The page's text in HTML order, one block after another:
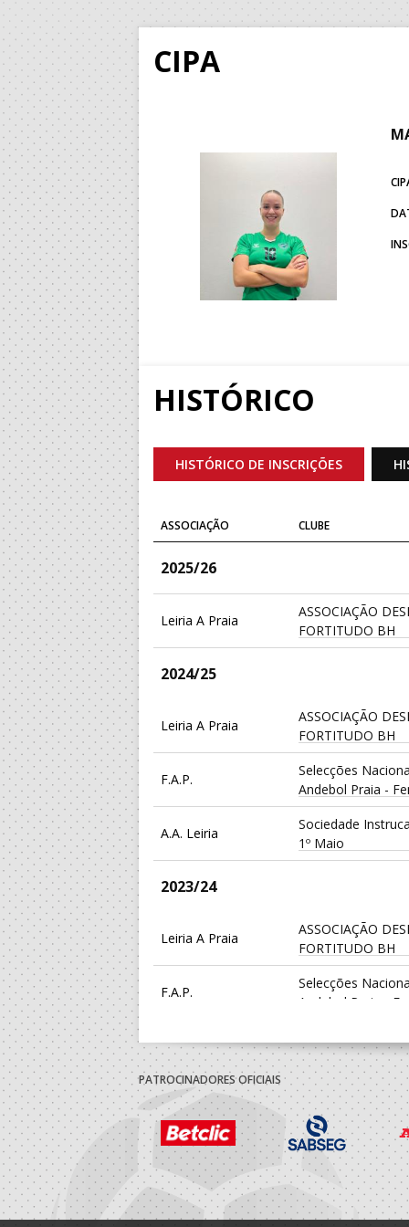
CIPA
HISTÓRICO
HISTÓRICO DE INSCRIÇÕES
ASSOCIAÇÃO CLUBE
2025/26
Leiria A Praia
ASSOCIAÇÃO
FORTITUDO BH
2024/25
Leiria A Praia
ASSOCIAÇÃO
FORTITUDO BH
F.A.P.
Selecções
Andebol Praia -
A.A. Leiria
Sociedade
1º Maio
2023/24
Leiria A Praia
ASSOCIAÇÃO
FORTITUDO BH
F.A.P.
Selecções
Andebol Praia -
2021/22
A.A. Lisboa Sport Lisboa
2020/21
Leiria A Praia
ASSOCIAÇÃO
PATROCINADORES OFICIAIS